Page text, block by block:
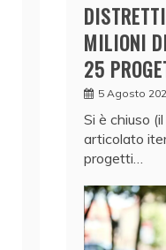
MILIONI
25
5 Agosto
Si è chiuso
articolato
progetti…